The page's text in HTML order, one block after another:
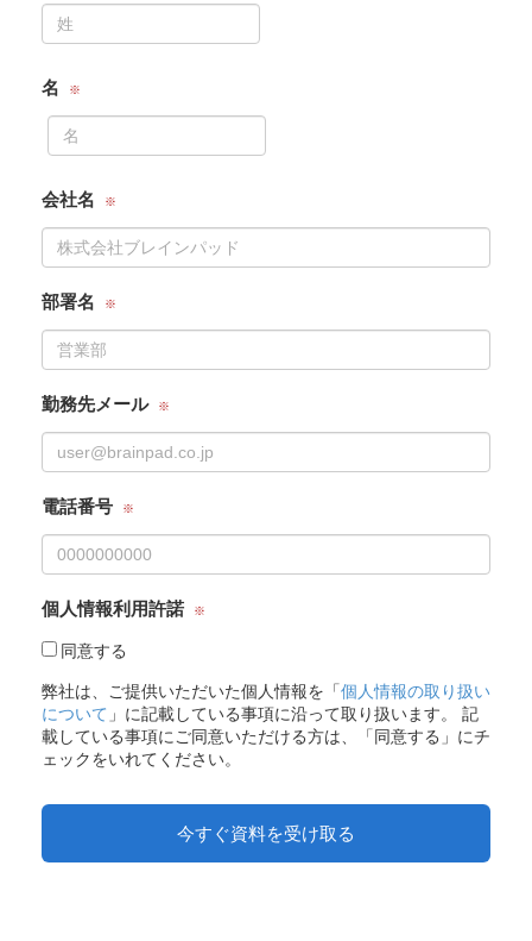
名
会社名
部署名
勤務先メール
電話番号
個人情報利用許諾
同意する
弊社は、ご提供いただいた個人情報を「個人情報の取り扱い
について 」に記載している事項に沿って取り扱います。 記
載している事項にご同意いただける方は、「同意する」にチ
ェックをいれてください。